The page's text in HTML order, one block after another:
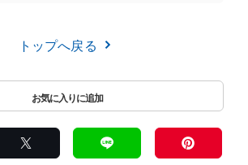
トップへ戻る